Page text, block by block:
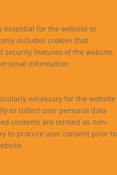
essential for the website to
includes cookies that
security features of the website.
information.
necessary for the website
to collect user personal data
contents are termed as non-
to procure user consent prior to